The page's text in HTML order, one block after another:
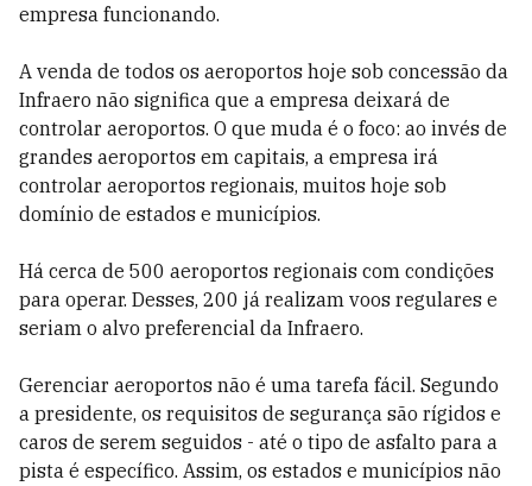
empresa funcionando.
A venda de todos os aeroportos hoje sob concessão da
Infraero não significa que a empresa deixará de
controlar aeroportos. O que muda é o foco: ao invés de
grandes aeroportos em capitais, a empresa irá
controlar aeroportos regionais, muitos hoje sob
domínio de estados e municípios.
Há cerca de 500 aeroportos regionais com condições
para operar. Desses, 200 já realizam voos regulares e
seriam o alvo preferencial da Infraero.
Gerenciar aeroportos não é uma tarefa fácil. Segundo
a presidente, os requisitos de segurança são rígidos e
caros de serem seguidos - até o tipo de asfalto para a
pista é específico. Assim, os estados e municípios não